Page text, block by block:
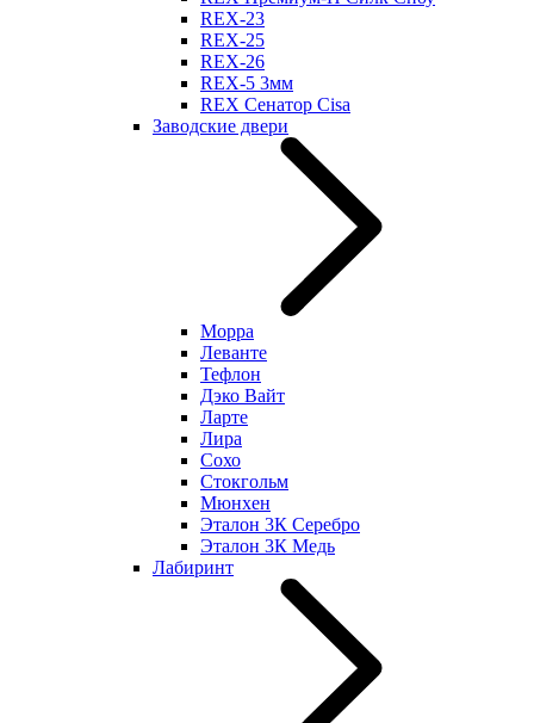
REX-23
REX-25
REX-26
REX-5 3мм
REX Сенатор Cisa
Заводские двери
Морра
Леванте
Тефлон
Дэко Вайт
Ларте
Лира
Сохо
Стокгольм
Мюнхен
Эталон 3К Серебро
Эталон 3К Медь
Лабиринт